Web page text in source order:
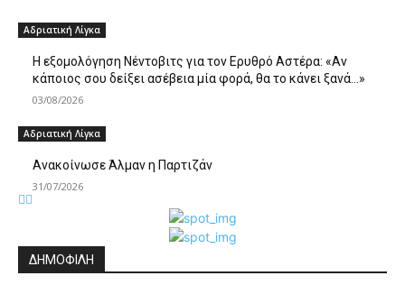
Αδριατική Λίγκα
Η εξομολόγηση Νέντοβιτς για τον Ερυθρό Αστέρα: «Αν
κάποιος σου δείξει ασέβεια μία φορά, θα το κάνει ξανά…»
03/08/2026
Αδριατική Λίγκα
Ανακοίνωσε Άλμαν η Παρτιζάν
31/07/2026
ΔΗΜΟΦΙΛΗ